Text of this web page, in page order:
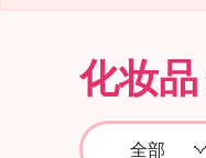
化妆品
全部